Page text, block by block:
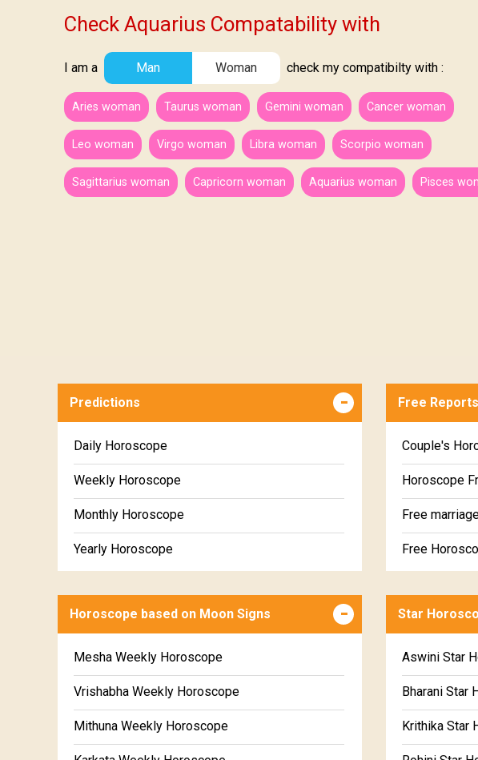
Check Aquarius Compatability with
I am a Man Woman check my compatibilty with :
Aries woman Taurus woman Gemini woman Cancer woman
Leo woman Virgo woman Libra woman Scorpio woman
Sagittarius woman Capricorn woman Aquarius woman Pisces
Predictions
Daily Horoscope
Weekly Horoscope
Monthly Horoscope
Yearly Horoscope
Free Reports
Couple's
Horoscope
Free
Free
Wealth &
Free Daily
Free Weekly
Free Star
Free
Horoscope based on Moon Signs
Mesha Weekly Horoscope
Vrishabha Weekly Horoscope
Mithuna Weekly Horoscope
Star
Aswini Star
Bharani Star
Krithika Star